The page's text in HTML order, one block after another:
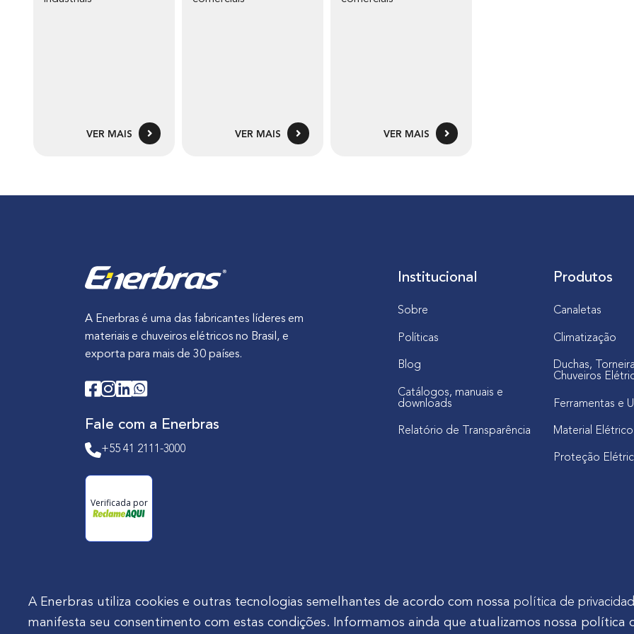
VER MAIS VER MAIS VER MAIS
A Enerbras é uma das fabricantes líderes em
materiais e chuveiros elétricos no Brasil, e
exporta para mais de 30 países.
Fale com a Enerbras
+55 41 2111-3000
Verificada por
Institucional
Sobre
Políticas
Blog
Catálogos, manuais e
downloads
Relatório de Transparência
Produtos
Canaletas
Climatização
Duchas,
Chuveiros
Ferramentas e
Material Elétrico
Proteção
Enerbras Materiais Elétricos Ltda.Rua Agostinho Mocelin, nº 81, Ferrari | CEP 83606-310 | Campo Largo -
A Enerbras utiliza cookies e outras tecnologias semelhantes de acordo com nossa política de
manifesta seu consentimento com estas condições. Informamos ainda que atualizamos nossa política